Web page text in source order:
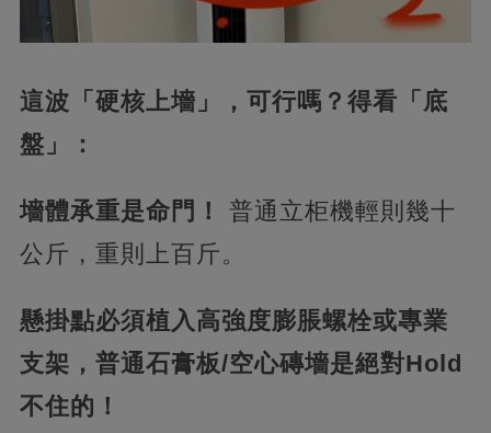
​這波「硬核上墻」，可行嗎？得看「底
盤」：​
​墻體承重是命門！​
​ 普通立柜機輕則幾十
公斤，重則上百斤。​
懸掛點必須植入高強度膨脹螺栓或專業
支架，普通石膏板/空心磚墻是絕對Hold
不住的！​